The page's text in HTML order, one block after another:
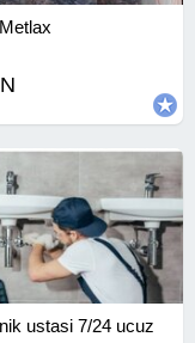
ustasi 7/24 ucuz